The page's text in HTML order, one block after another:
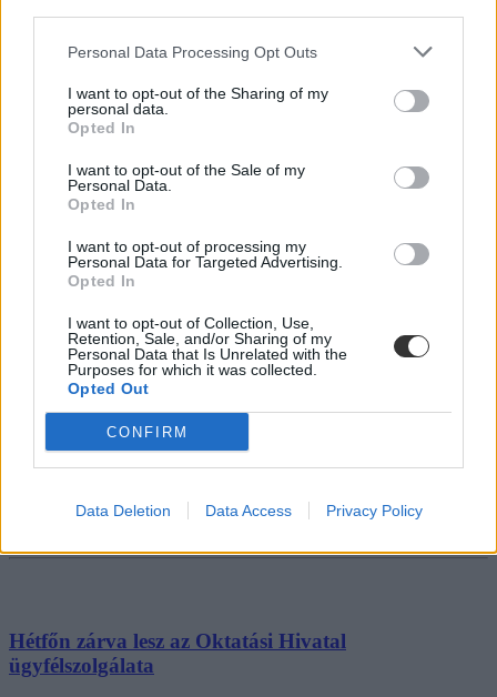
Personal Data Processing Opt Outs
I want to opt-out of the Sharing of my
personal data.
Opted In
I want to opt-out of the Sale of my
Personal Data.
Opted In
I want to opt-out of processing my
Personal Data for Targeted Advertising.
Opted In
I want to opt-out of Collection, Use,
Retention, Sale, and/or Sharing of my
Personal Data that Is Unrelated with the
Purposes for which it was collected.
Opted Out
CONFIRM
Data Deletion Data Access Privacy Policy
2015-ben felvételiztek? Kitől kérhettek segítséget?
Milyen ügyfélszolgálatoktól kérhettek segítséget, ha kérdésetek van
Érettségi-felvételi
Hétfőn zárva lesz az Oktatási Hivatal
ügyfélszolgálata